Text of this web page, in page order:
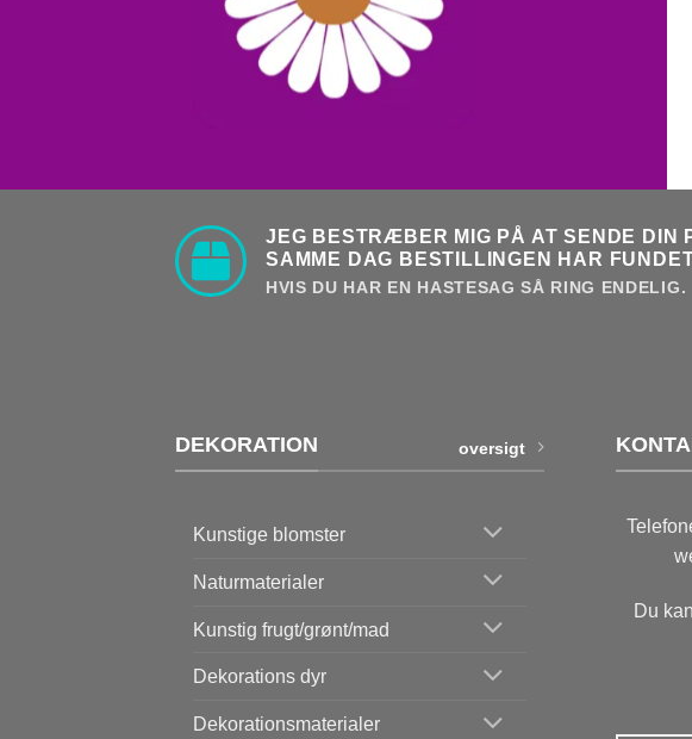
JEG BESTRÆBER MIG PÅ AT SENDE DIN
SAMME DAG BESTILLINGEN HAR
HVIS DU HAR EN HASTESAG SÅ RING ENDELIG.
DEKORATION oversigt
Kunstige blomster
Naturmaterialer
Kunstig frugt/grønt/mad
Dekorations dyr
Dekorationsmaterialer
Du